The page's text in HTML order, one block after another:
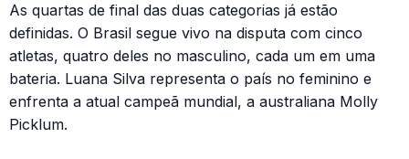
As quartas de final das duas categorias já estão
definidas. O Brasil segue vivo na disputa com cinco
atletas, quatro deles no masculino, cada um em uma
bateria. Luana Silva representa o país no feminino e
enfrenta a atual campeã mundial, a australiana Molly
Picklum.